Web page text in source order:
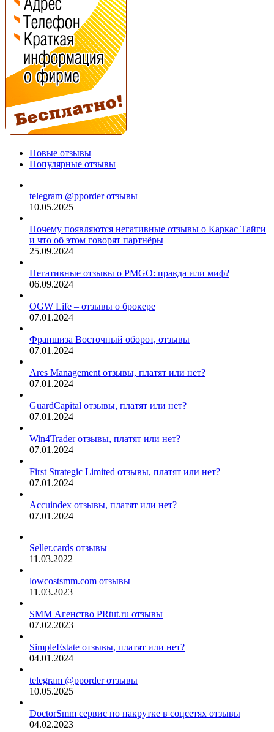
Новые отзывы
Популярные отзывы
telegram @pporder отзывы
10.05.2025
Почему появляются негативные отзывы о Каркас Тайги
и что об этом говорят партнёры
25.09.2024
Негативные отзывы о PMGO: правда или миф?
06.09.2024
OGW Life – отзывы о брокере
07.01.2024
Франшиза Восточный оборот, отзывы
07.01.2024
Ares Management отзывы, платят или нет?
07.01.2024
GuardCapital отзывы, платят или нет?
07.01.2024
Win4Trader отзывы, платят или нет?
07.01.2024
First Strategic Limited отзывы, платят или нет?
07.01.2024
Accuindex отзывы, платят или нет?
07.01.2024
Seller.cards отзывы
11.03.2022
lowcostsmm.com отзывы
11.03.2023
SMM Агенство PRtut.ru отзывы
07.02.2023
SimpleEstate отзывы, платят или нет?
04.01.2024
telegram @pporder отзывы
10.05.2025
DoctorSmm сервис по накрутке в соцсетях отзывы
04.02.2023